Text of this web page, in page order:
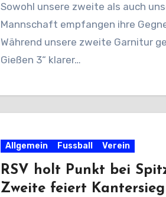
Sowohl unsere zweite als auch
Mannschaft empfangen ihre
Während unsere zweite Garnitur
Gießen 3“ klarer…
Allgemein Fussball Verein
RSV holt Punkt bei
Zweite feiert